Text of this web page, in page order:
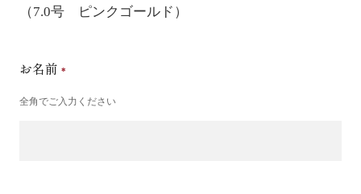
（7.0号 ピンクゴールド）
お名前
全角でご入力ください